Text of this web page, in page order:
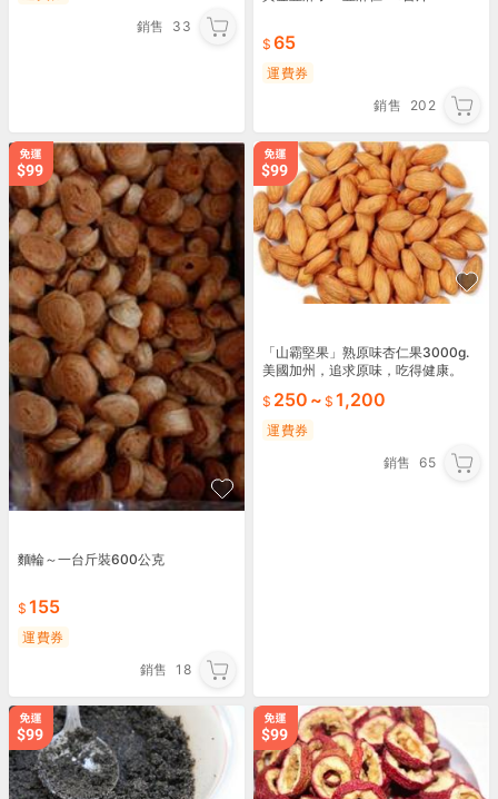
銷售
33
65
運費券
銷售
202
麵輪～一台斤裝600公克
155
運費券
銷售 18
「山霸堅果」熟原味杏仁果3000g.
美國加州，追求原味，吃得健康。
250 ~ 1,200
運費券
銷售 65